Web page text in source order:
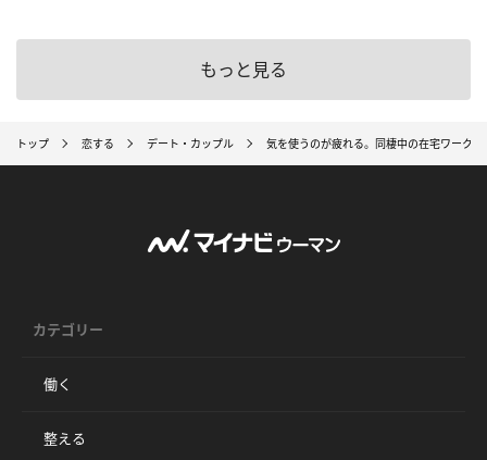
もっと見る
トップ 恋する デート・カップル 気を使うのが疲れる。同棲中の在宅ワーク
カテゴリー
働く
整える